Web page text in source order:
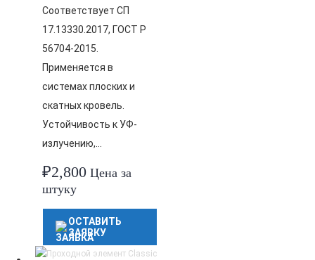
Соответствует СП
17.13330.2017, ГОСТ Р
56704-2015.
Применяется в
системах плоских и
скатных кровель.
Устойчивость к УФ-
излучению,…
₽2,800 Цена за
штуку
ОСТАВИТЬ
ЗАЯВКУ